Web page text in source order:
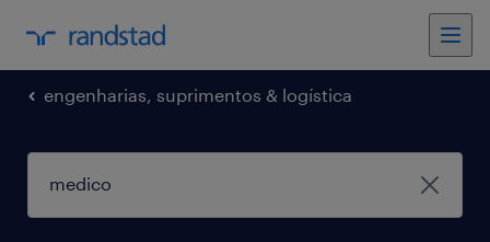
engenharias, suprimentos & logística